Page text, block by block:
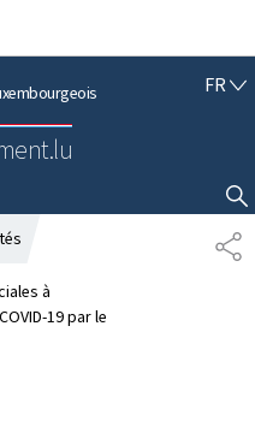
FRF
Ç
A
I
S
AFFICHER / MASQUER LA RECHERCHE
P
A
à
19 par le